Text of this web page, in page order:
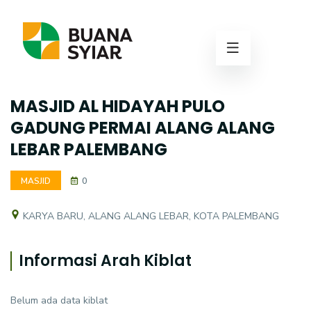
MASJID AL HIDAYAH PULO
GADUNG PERMAI ALANG ALANG
LEBAR PALEMBANG
MASJID 0
KARYA BARU, ALANG ALANG LEBAR, KOTA PALEMBANG
Informasi Arah Kiblat
Belum ada data kiblat